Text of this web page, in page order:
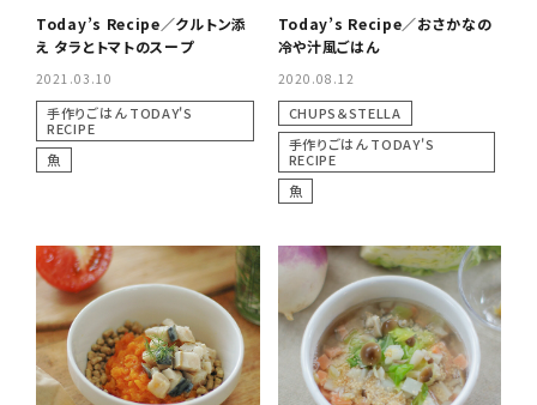
Today’s Recipe／クルトン添
え タラとトマトのスープ
2021.03.10
手作りごはん TODAY'S
RECIPE
魚
Today’s Recipe／おさかなの
冷や汁風ごはん
2020.08.12
CHUPS＆STELLA
手作りごはん TODAY'S
RECIPE
魚